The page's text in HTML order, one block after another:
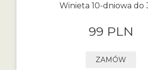
Winieta 10-dniowa do
99 PLN
ZAMÓW